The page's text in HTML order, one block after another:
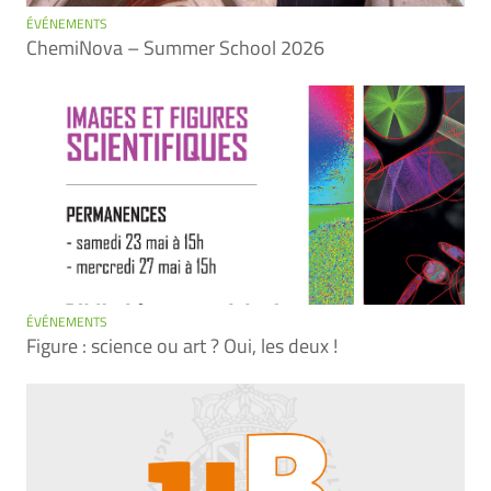
ÉVÉNEMENTS
ChemiNova – Summer School 2026
ÉVÉNEMENTS
Figure : science ou art ? Oui, les deux !